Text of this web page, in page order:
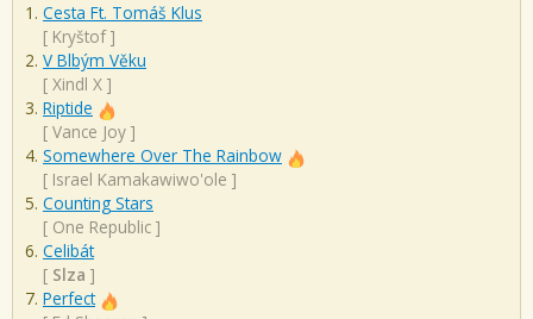
Cesta Ft. Tomáš Klus
[ Kryštof]
V Blbým Věku
[ Xindl X ]
Riptide
[ Vance Joy ]
Somewhere Over The Rainbow
[ Israel Kamakawiwo'ole ]
Counting Stars
[ One Republic ]
Celibát
[ Slza ]
Perfect